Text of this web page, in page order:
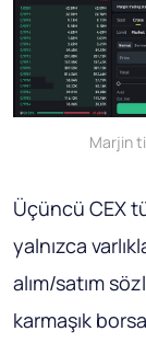
Marjin
Üçüncü CEX
yalnızca
alım/satım
karmaşık